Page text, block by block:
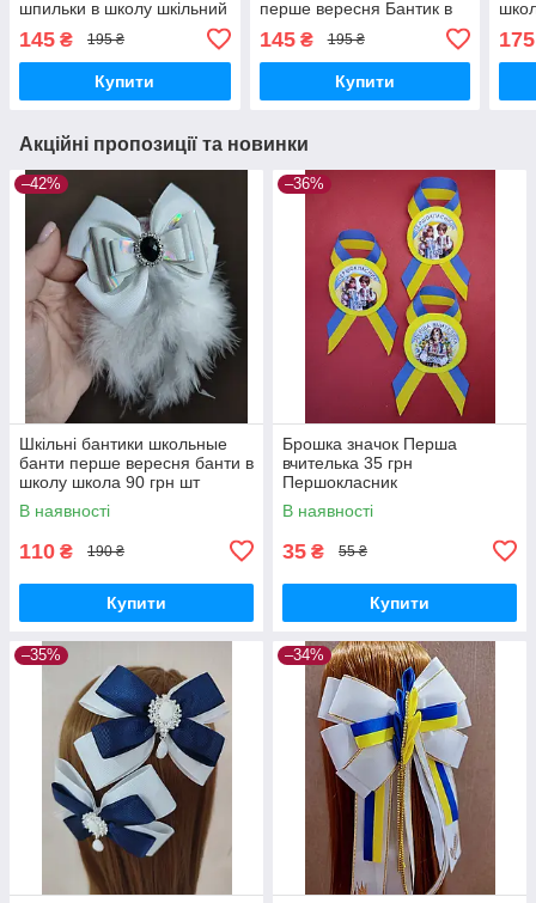
шпильки в школу шкільний
Шкільні банти
145 ₴ 195 ₴
Купити
перше вересня Бантик в
145₴ 195 ₴
Купити
175
175
Акційні пропозиції та новинки
–42%
Шкільні бантики школьные
банти перше вересня банти в
школу школа 90 грн шт
В наявності
110 ₴ 190 ₴
Купити
–36%
Брошка значок Перша
вчителька 35 грн
Першокласник
Першокласниця
В наявності
35 ₴ 55 ₴
Купити
–35% –34%